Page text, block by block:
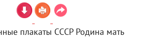
плакаты СССР Родина мать